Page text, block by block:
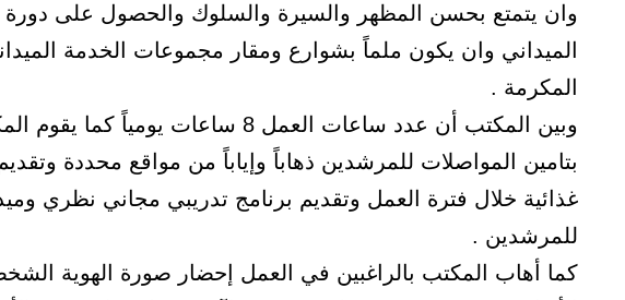
وان يتمتع بحسن المظهر والسيرة والسلوك والحصول على دورة
الميداني وان يكون ملماً بشوارع ومقار مجموعات الخدمة
المكرمة .
وبين المكتب أن عدد ساعات العمل 8 ساعات يومياً كما
بتامين المواصلات للمرشدين ذهاباً وإياباً من مواقع محددة
غذائية خلال فترة العمل وتقديم برنامج تدريبي مجاني نظري
للمرشدين .
كما أهاب المكتب بالراغبين في العمل إحضار صورة الهوية